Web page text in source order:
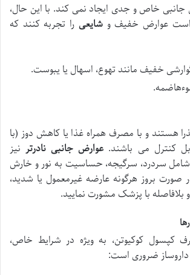
جانبی خاص و جدی ایجاد نمی کند. با این حال،
است عوارض خفیف وشایعی را تجربه کنند که
خفیف مانند تهوع، اسهال یا یبوست.
هستند و با مصرف همراه غذا یا کاهش دوز (با
کنترل می باشند.عوارض جانبی نادرترنیز
سردرد، سرگیجه، حساسیت به نور و خارش
بروز هرگونه عارضه غیرمعمول یا شدید،
با پزشک مشورت نمایید.
کپسول کوکیوتن، به ویژه در شرایط خاص،
ضروری است: